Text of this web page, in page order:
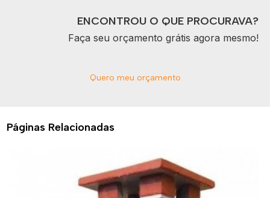
ENCONTROU O QUE PROCURAVA?
Faça seu orçamento grátis agora mesmo!
Quero meu orçamento
Páginas Relacionadas